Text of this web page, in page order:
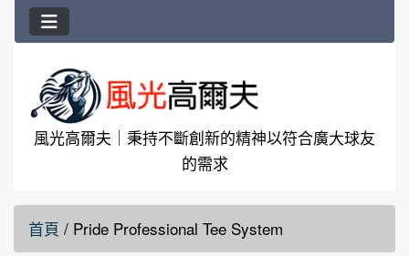
風光高爾夫｜秉持不斷創新的精神以符合廣大球友
的需求
首頁 / Pride Professional Tee System